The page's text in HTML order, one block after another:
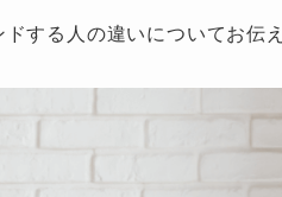
する人の違いについてお伝え